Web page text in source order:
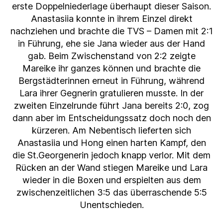
erste Doppelniederlage überhaupt dieser Saison.
Anastasiia konnte in ihrem Einzel direkt
nachziehen und brachte die TVS – Damen mit 2:1
in Führung, ehe sie Jana wieder aus der Hand
gab. Beim Zwischenstand von 2:2 zeigte
Mareike ihr ganzes können und brachte die
Bergstädterinnen erneut in Führung, während
Lara ihrer Gegnerin gratulieren musste. In der
zweiten Einzelrunde führt Jana bereits 2:0, zog
dann aber im Entscheidungssatz doch noch den
kürzeren. Am Nebentisch lieferten sich
Anastasiia und Hong einen harten Kampf, den
die St.Georgenerin jedoch knapp verlor. Mit dem
Rücken an der Wand stiegen Mareike und Lara
wieder in die Boxen und erspielten aus dem
zwischenzeitlichen 3:5 das überraschende 5:5
Unentschieden.